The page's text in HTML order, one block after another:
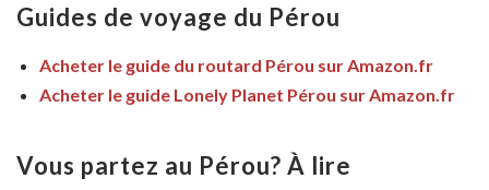
Guides de voyage du Pérou
Acheter le guide du routard Pérou sur Amazon.fr
Acheter le guide Lonely Planet Pérou sur Amazon.fr
Vous partez au Pérou? À lire